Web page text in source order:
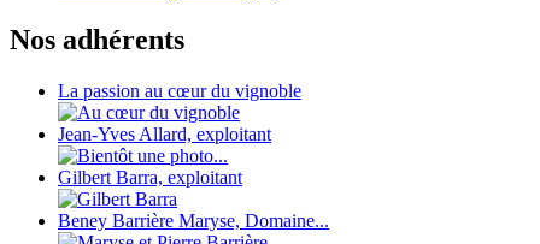
Nos adhérents
La passion au cœur du vignoble
Jean-Yves Allard, exploitant
Gilbert Barra, exploitant
Beney Barrière Maryse, Domaine...